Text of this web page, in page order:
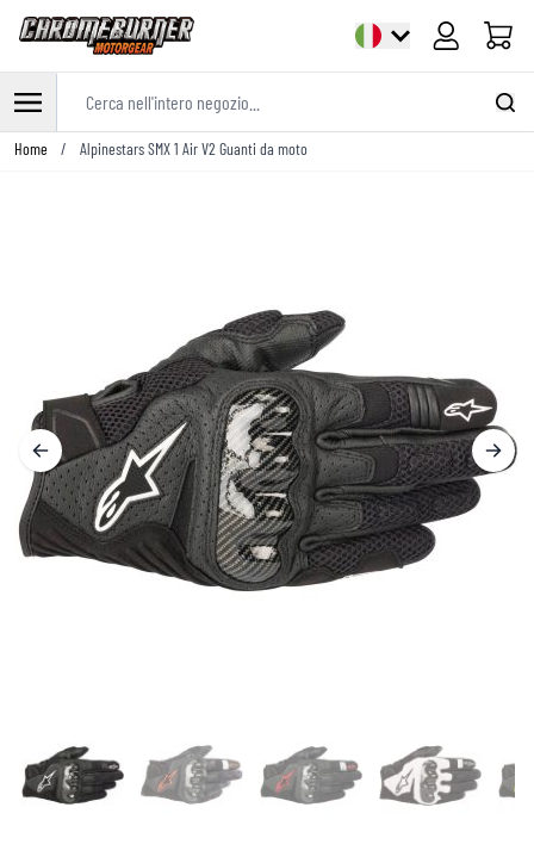
Cart
Salta al contenuto
Home / Alpinestars SMX 1 Air V2 Guanti da moto